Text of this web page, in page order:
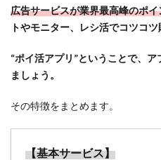
長
ポイ
ント
サイ
由
活）
広告サービスが業界最高峰のポ
トやモニター、レシ活でコツコツ
“ポイ活アプリ”ということで、
ましょう。
その特徴をまとめます。
【基本サービス】